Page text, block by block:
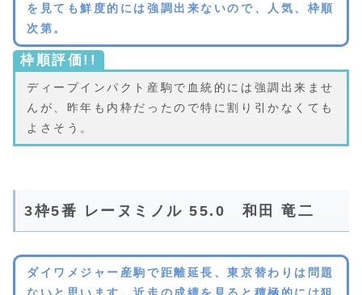
を見ても鮮度的には強調出来ないので、人気、枠順
次第。
枠順評価!!
ディープインパクト産駒で血統的には強調出来ませ
んが、昨年も内枠だったので特に割り引かなくても
よさそう。
3枠5番 レーヌミノル 55.0 和田 竜二
ダイワメジャー産駒で距離延長、東京替わりは問題